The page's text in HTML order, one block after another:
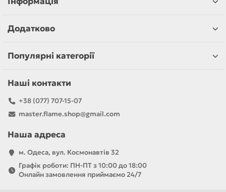
Додатково
Популярні категорії
Наші контакти
+38 (077) 707-15-07
master.flame.shop@gmail.com
Наша адреса
м. Одеса, вул. Космонавтів 32
Графік роботи: ПН-ПТ з 10:00 до 18:00
Онлайн замовлення приймаємо 24/7